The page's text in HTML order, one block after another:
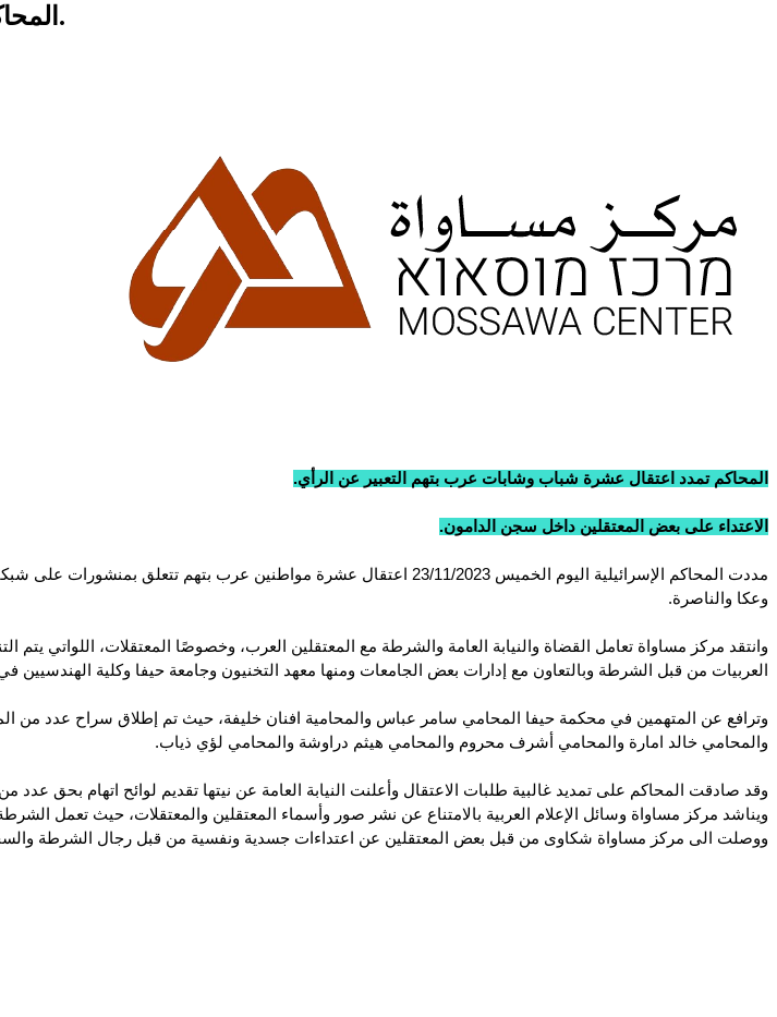
المحاكم تمدد اعتقال عشرة شباب وشابات عرب بتهم التعبير عن الرأي.
المحاكم تمدد اعتقال عشرة شباب وشابات عرب بتهم التعبير عن الرأي.
الاعتداء على بعض المعتقلين داخل سجن الدامون.
مددت المحاكم الإسرائيلية اليوم الخميس 23/11/2023 اعتقال عشرة مواطنين
وعكا والناصرة.
وانتقد مركز مساواة تعامل القضاة والنيابة العامة والشرطة مع المعتقلين العرب، وخصوصًا المعتقلات، اللواتي
العربيات من قبل الشرطة وبالتعاون مع إدارات بعض الجامعات ومنها معهد التخنيون وجامعة حيفا وكلية
وترافع عن المتهمين في محكمة حيفا المحامي سامر عباس والمحامية افنان خليفة، حيث تم إطلاق سراح عدد من
والمحامي خالد امارة والمحامي أشرف محروم والمحامي هيثم دراوشة والمحامي لؤي ذياب.
وقد صادقت المحاكم على تمديد غالبية طلبات الاعتقال وأعلنت النيابة العامة عن نيتها تقديم لوائح اتهام بحق عدد
ويناشد مركز مساواة وسائل الإعلام العربية بالامتناع عن نشر صور وأسماء المعتقلين والمعتقلات، حيث تعمل
ووصلت الى مركز مساواة شكاوى من قبل بعض المعتقلين عن اعتداءات جسدية ونفسية من قبل رجال الشرطة